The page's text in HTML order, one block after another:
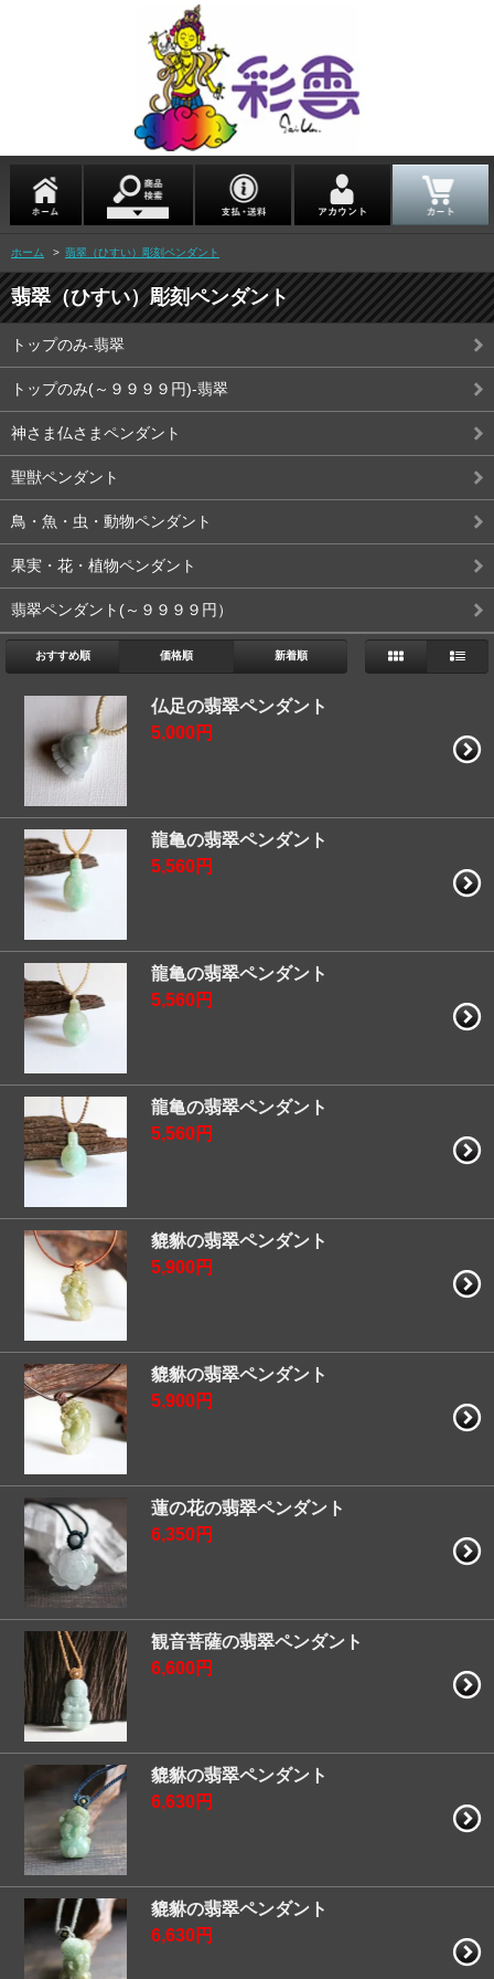
ホーム > 翡翠（ひすい）彫刻ペンダント
翡翠（ひすい）彫刻ペンダント
トップのみ-翡翠
トップのみ(～９９９９円)-翡翠
神さま仏さまペンダント
聖獣ペンダント
鳥・魚・虫・動物ペンダント
果実・花・植物ペンダント
翡翠ペンダント(～９９９９円）
おすすめ順 価格順 新着順
仏足の翡翠ペンダント
5,000円
龍亀の翡翠ペンダント
5,560円
龍亀の翡翠ペンダント
5,560円
龍亀の翡翠ペンダント
5,560円
貔貅の翡翠ペンダント
5,900円
貔貅の翡翠ペンダント
5,900円
蓮の花の翡翠ペンダント
6,350円
観音菩薩の翡翠ペンダント
6,600円
貔貅の翡翠ペンダント
6,630円
貔貅の翡翠ペンダント
6,630円